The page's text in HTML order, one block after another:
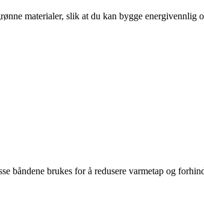
materialer, slik at du kan bygge energivennlig
båndene brukes for å redusere varmetap og